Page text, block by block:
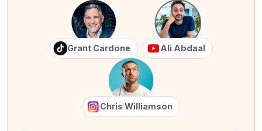
Grant Cardone Ali Abdaal
Chris Williamson